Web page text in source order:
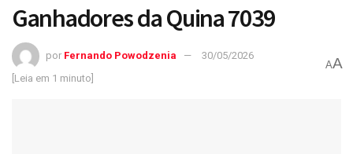
Ganhadores da Quina 7039
por Fernando Powodzenia
30/05/2026
[Leia em 1 minuto]
AA